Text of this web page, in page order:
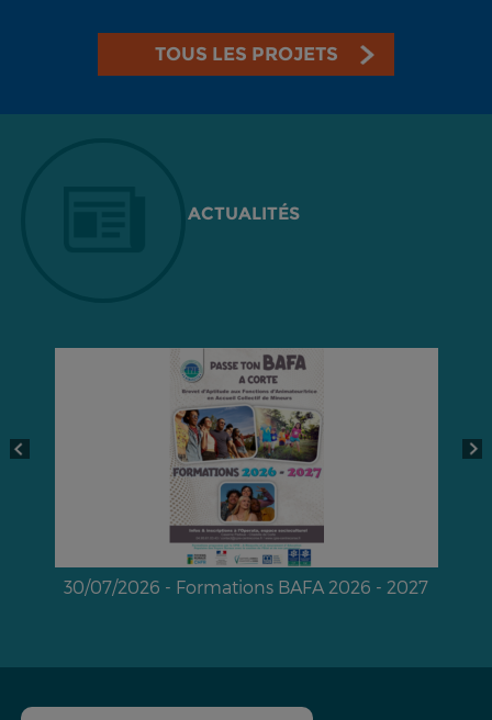
TOUS LES PROJETS
ACTUALITÉS
30/07/2026 - Formations BAFA 2026 - 2027